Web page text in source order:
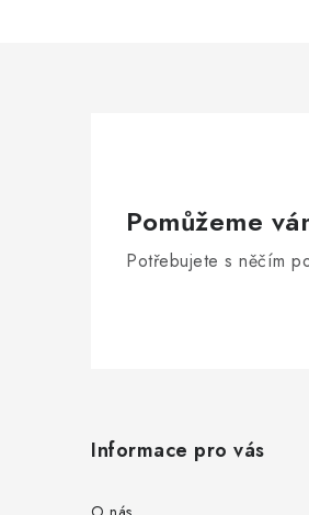
Pomůžeme
Potřebujete s něčím
Informace pro vás